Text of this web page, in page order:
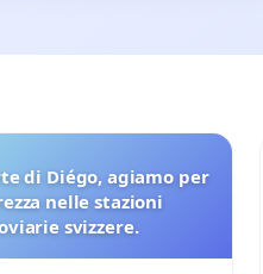
di Diégo, agiamo per
nelle stazioni
svizzere.